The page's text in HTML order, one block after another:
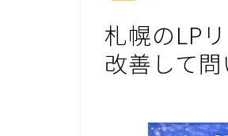
札幌のLP
改善して